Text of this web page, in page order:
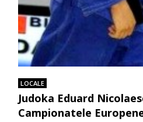
LOCALE
Judoka Eduard
Campionatele